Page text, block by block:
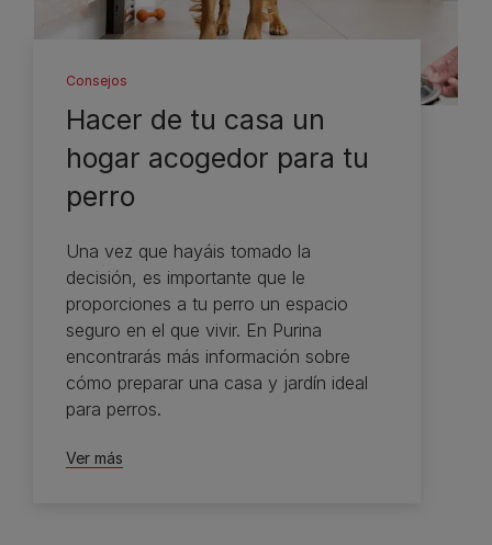
Consejos
Hacer de tu casa un
hogar acogedor para tu
perro
Una vez que hayáis tomado la
decisión, es importante que le
proporciones a tu perro un espacio
seguro en el que vivir. En Purina
encontrarás más información sobre
cómo preparar una casa y jardín ideal
para perros.
Ver más